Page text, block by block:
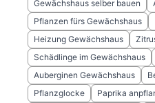
Gewächshaus selber bauen
Pflanzen fürs Gewächshaus
Heizung Gewächshaus
Schädlinge im Gewächshaus
Auberginen Gewächshaus
Pflanzglocke
Paprika